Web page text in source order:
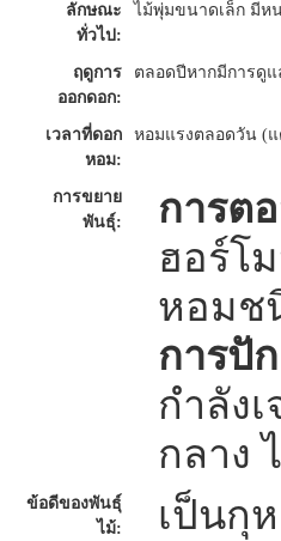
ลักษณะ
ทั่วไป:
ไม้พุ่มขนาดเล็ก มีห
ฤดูการ
ออกดอก:
ตลอดปีหากมีการดู
เวลาที่ดอก
หอม:
หอมแรงตลอดวัน (
การขยาย
พันธุ์:
การต
ฮอร์โ
หอมช
การปั
กำลัง
กลาง
ข้อดีของพันธุ์
ไม้:
เป็นกุ